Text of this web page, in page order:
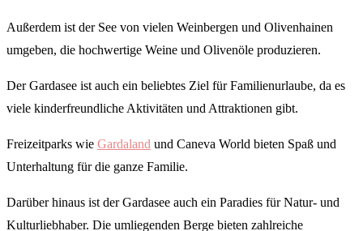
Außerdem ist der See von vielen Weinbergen und Olivenhainen
umgeben, die hochwertige Weine und Olivenöle produzieren.
Der Gardasee ist auch ein beliebtes Ziel für Familienurlaube, da es
viele kinderfreundliche Aktivitäten und Attraktionen gibt.
Freizeitparks wie Gardaland und Caneva World bieten Spaß und
Unterhaltung für die ganze Familie.
Darüber hinaus ist der Gardasee auch ein Paradies für Natur- und
Kulturliebhaber. Die umliegenden Berge bieten zahlreiche